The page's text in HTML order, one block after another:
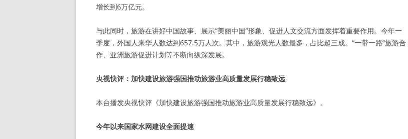
增长到6万亿元。
与此同时，旅游在讲好中国故事、展示“美丽中国”形象、促进人文交流方面发挥着重要作用。今年一
季度，外国人来华人数达到657.5万人次。其中，旅游观光人数最多，占比超三成。“一带一路”旅游合
作、亚洲旅游促进计划等不断向纵深发展。
央视快评：加快建设旅游强国推动旅游业高质量发展行稳致远
本台播发央视快评《加快建设旅游强国推动旅游业高质量发展行稳致远》。
今年以来国家水网建设全面提速